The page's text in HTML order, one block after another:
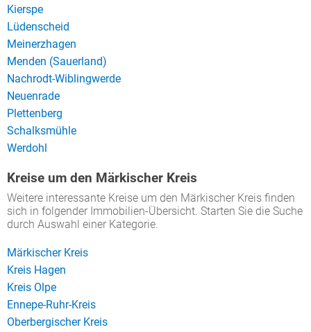
Kierspe
Lüdenscheid
Meinerzhagen
Menden (Sauerland)
Nachrodt-Wiblingwerde
Neuenrade
Plettenberg
Schalksmühle
Werdohl
Kreise um den Märkischer Kreis
Weitere interessante Kreise um den Märkischer Kreis finden
sich in folgender Immobilien-Übersicht. Starten Sie die Suche
durch Auswahl einer Kategorie.
Märkischer Kreis
Kreis Hagen
Kreis Olpe
Ennepe-Ruhr-Kreis
Oberbergischer Kreis